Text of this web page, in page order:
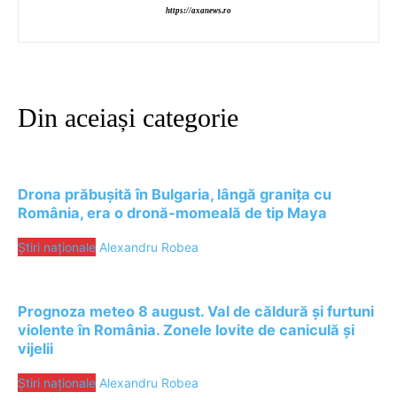
https://axanews.ro
Din aceiași categorie
Drona prăbușită în Bulgaria, lângă granița cu
România, era o dronă-momeală de tip Maya
Știri naționale Alexandru Robea
Prognoza meteo 8 august. Val de căldură și furtuni
violente în România. Zonele lovite de caniculă și
vijelii
Știri naționale Alexandru Robea